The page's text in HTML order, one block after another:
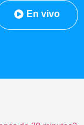
En vivo